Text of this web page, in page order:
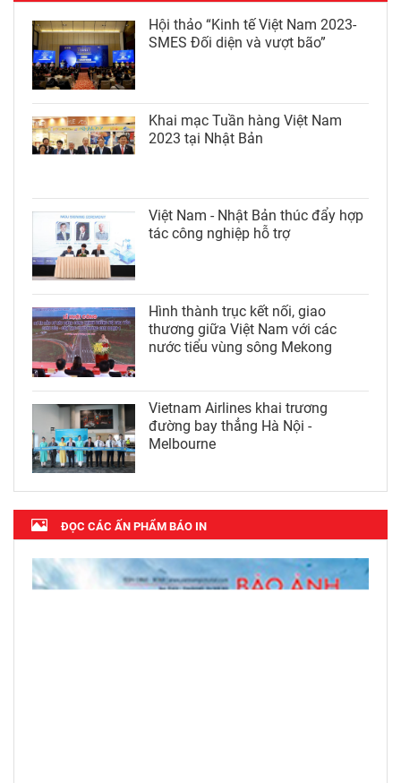
Hội thảo “Kinh tế Việt Nam 2023-
SMES Đối diện và vượt bão”
Khai mạc Tuần hàng Việt Nam
2023 tại Nhật Bản
Việt Nam - Nhật Bản thúc đẩy hợp
tác công nghiệp hỗ trợ
Hình thành trục kết nối, giao
thương giữa Việt Nam với các
nước tiểu vùng sông Mekong
Vietnam Airlines khai trương
đường bay thẳng Hà Nội -
Melbourne
ĐỌC CÁC ẤN PHẨM BÁO IN